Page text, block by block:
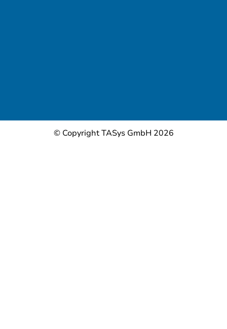
© Copyright TASys GmbH 2026